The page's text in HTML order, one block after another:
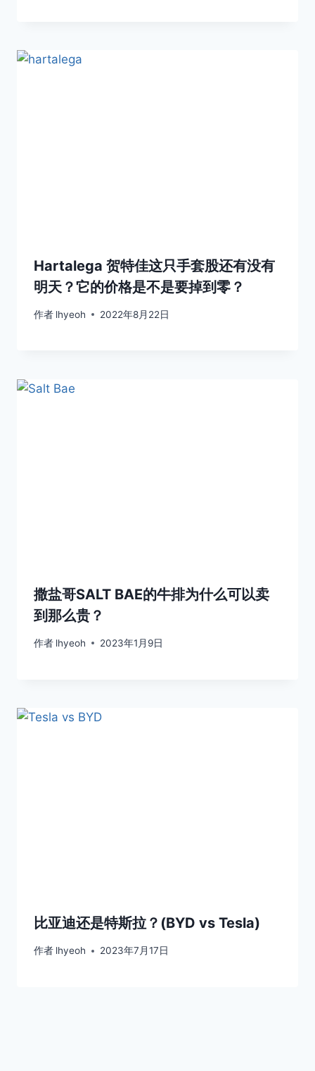
Hartalega 贺特佳这只手套股还有没有
明天？它的价格是不是要掉到零？
作者 lhyeoh 2022年8月22日
撒盐哥SALT BAE的牛排为什么可以卖
到那么贵？
作者 lhyeoh 2023年1月9日
比亚迪还是特斯拉？(BYD vs Tesla)
作者 lhyeoh 2023年7月17日